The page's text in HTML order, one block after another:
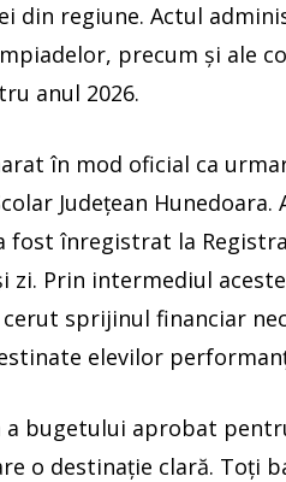
din regiune. Actul
precum și ale
anul 2026.
în mod oficial ca
Județean
fost înregistrat la
zi. Prin intermediul
cerut sprijinul financiar
elevilor
bugetului aprobat
o destinație clară. Toți